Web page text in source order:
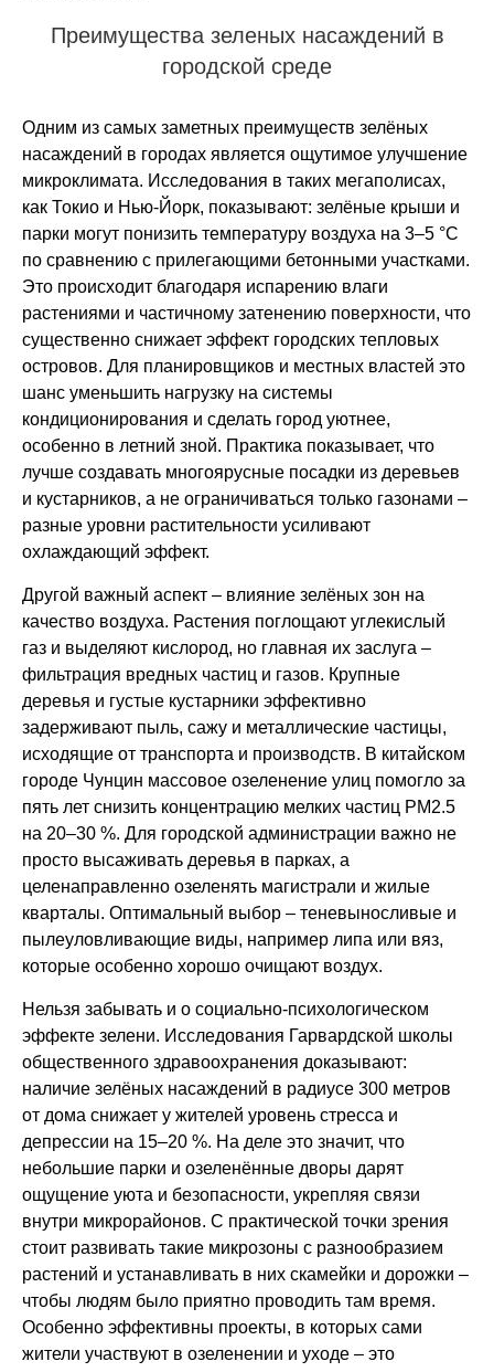
Преимущества зеленых насаждений в
городской среде
Одним из самых заметных преимуществ зелёных
насаждений в городах является ощутимое улучшение
микроклимата. Исследования в таких мегаполисах,
как Токио и Нью-Йорк, показывают: зелёные крыши и
парки могут понизить температуру воздуха на 3–5 °C
по сравнению с прилегающими бетонными участками.
Это происходит благодаря испарению влаги
растениями и частичному затенению поверхности, что
существенно снижает эффект городских тепловых
островов. Для планировщиков и местных властей это
шанс уменьшить нагрузку на системы
кондиционирования и сделать город уютнее,
особенно в летний зной. Практика показывает, что
лучше создавать многоярусные посадки из деревьев
и кустарников, а не ограничиваться только газонами –
разные уровни растительности усиливают
охлаждающий эффект.
Другой важный аспект – влияние зелёных зон на
качество воздуха. Растения поглощают углекислый
газ и выделяют кислород, но главная их заслуга –
фильтрация вредных частиц и газов. Крупные
деревья и густые кустарники эффективно
задерживают пыль, сажу и металлические частицы,
исходящие от транспорта и производств. В китайском
городе Чунцин массовое озеленение улиц помогло за
пять лет снизить концентрацию мелких частиц PM2.5
на 20–30 %. Для городской администрации важно не
просто высаживать деревья в парках, а
целенаправленно озеленять магистрали и жилые
кварталы. Оптимальный выбор – теневыносливые и
пылеуловливающие виды, например липа или вяз,
которые особенно хорошо очищают воздух.
Нельзя забывать и о социально-психологическом
эффекте зелени. Исследования Гарвардской школы
общественного здравоохранения доказывают:
наличие зелёных насаждений в радиусе 300 метров
от дома снижает у жителей уровень стресса и
депрессии на 15–20 %. На деле это значит, что
небольшие парки и озеленённые дворы дарят
ощущение уюта и безопасности, укрепляя связи
внутри микрорайонов. С практической точки зрения
стоит развивать такие микрозоны с разнообразием
растений и устанавливать в них скамейки и дорожки –
чтобы людям было приятно проводить там время.
Особенно эффективны проекты, в которых сами
жители участвуют в озеленении и уходе – это